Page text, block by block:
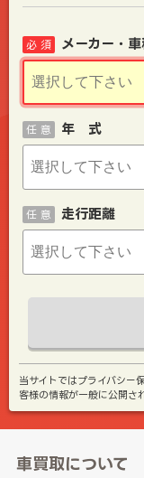
メーカー・
必 須
年 式
任 意
走行距離
任 意
当サイトではプライバシー
客様の情報が一般に公開さ
車買取について